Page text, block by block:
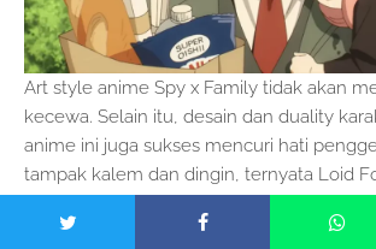
Art style anime Spy x Family tidak akan
kecewa. Selain itu, desain dan duality
anime ini juga sukses mencuri hati
tampak kalem dan dingin, ternyata Loid